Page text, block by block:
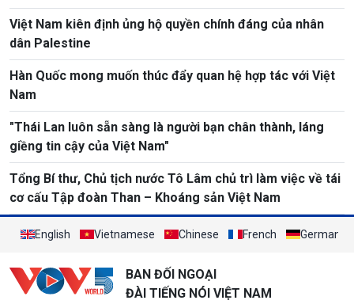
Việt Nam kiên định ủng hộ quyền chính đáng của nhân
dân Palestine
Hàn Quốc mong muốn thúc đẩy quan hệ hợp tác với Việt
Nam
"Thái Lan luôn sẵn sàng là người bạn chân thành, láng
giềng tin cậy của Việt Nam"
Tổng Bí thư, Chủ tịch nước Tô Lâm chủ trì làm việc về tái
cơ cấu Tập đoàn Than – Khoáng sản Việt Nam
English Vietnamese Chinese French German
BAN ĐỐI NGOẠI
ĐÀI TIẾNG NÓI VIỆT NAM